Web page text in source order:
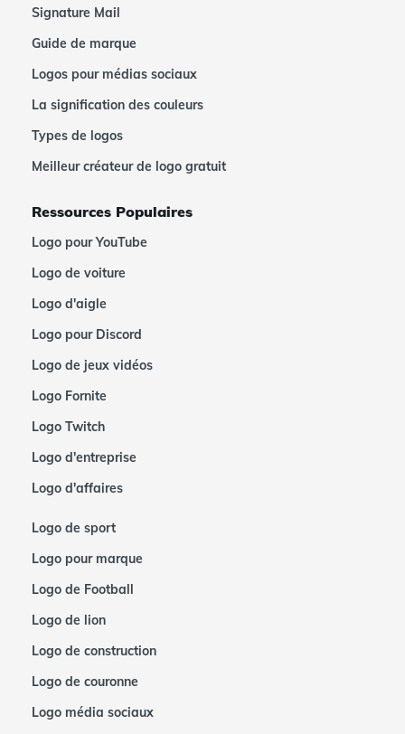
Signature Mail
Guide de marque
Logos pour médias sociaux
La signification des couleurs
Types de logos
Meilleur créateur de logo gratuit
Ressources Populaires
Logo pour YouTube
Logo de voiture
Logo d'aigle
Logo pour Discord
Logo de jeux vidéos
Logo Fornite
Logo Twitch
Logo d'entreprise
Logo d'affaires
Logo de sport
Logo pour marque
Logo de Football
Logo de lion
Logo de construction
Logo de couronne
Logo média sociaux